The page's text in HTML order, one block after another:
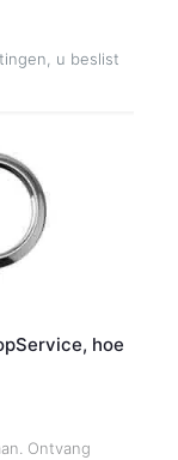
u beslist
hoe
Ontvang